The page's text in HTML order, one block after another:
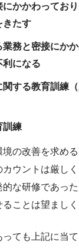
かかわってお
きたす
務と密接にかか
利になる
する教育訓練
訓練
の改善を求め
ウントは厳し
な研修であっ
ことは望ましく
っても上記に当